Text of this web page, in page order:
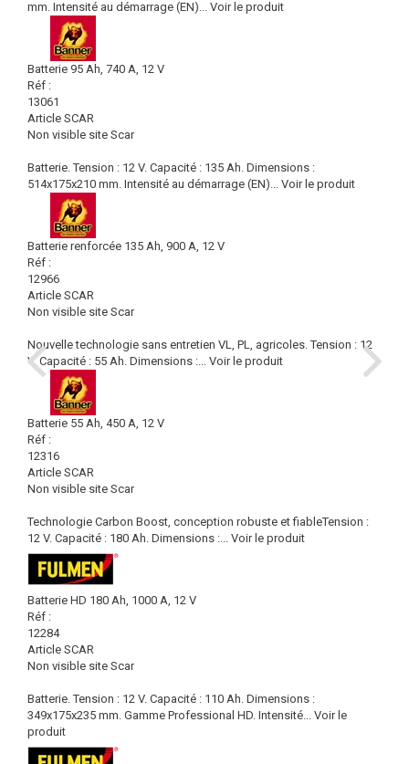
mm. Intensité au démarrage (EN)... Voir le produit
Batterie 95 Ah, 740 A, 12 V
Réf :
13061
Article SCAR
Non visible site Scar
Batterie. Tension : 12 V. Capacité : 135 Ah. Dimensions :
514x175x210 mm. Intensité au démarrage (EN)... Voir le produit
Batterie renforcée 135 Ah, 900 A, 12 V
Réf :
12966
Article SCAR
Non visible site Scar
Nouvelle technologie sans entretien VL, PL, agricoles. Tension : 12
V. Capacité : 55 Ah. Dimensions :... Voir le produit
Batterie 55 Ah, 450 A, 12 V
Réf :
12316
Article SCAR
Non visible site Scar
Technologie Carbon Boost, conception robuste et fiableTension :
12 V. Capacité : 180 Ah. Dimensions :... Voir le produit
Batterie HD 180 Ah, 1000 A, 12 V
Réf :
12284
Article SCAR
Non visible site Scar
Batterie. Tension : 12 V. Capacité : 110 Ah. Dimensions :
349x175x235 mm. Gamme Professional HD. Intensité... Voir le
produit